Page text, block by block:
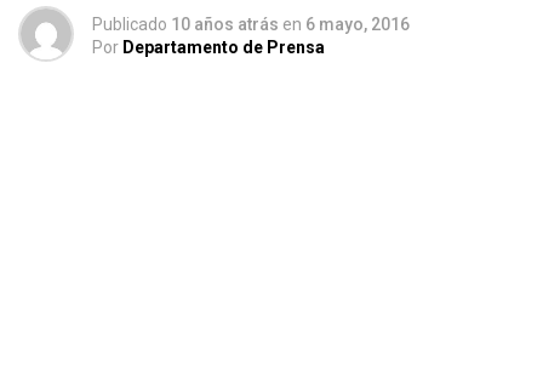
Publicado 10 años atrás en 6 mayo, 2016
Por Departamento de Prensa